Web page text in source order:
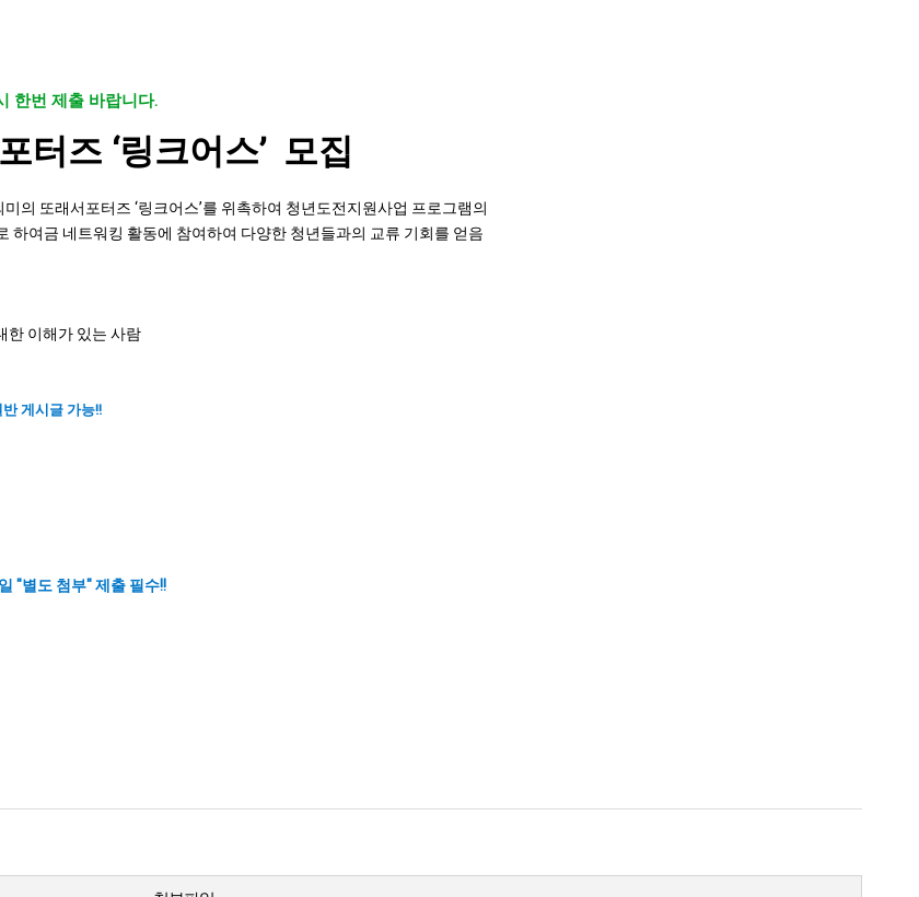
한번 제출 바랍니다.
터즈 ‘링크어스’ 모집
의 또래서포터즈 ‘링크어스’를 위촉하여 청년도전지원사업 프로그램의
여금 네트워킹 활동에 참여하여 다양한 청년들과의 교류 기회를 얻음
한 이해가 있는 사람
반 게시글가능!!
"별도 첨부" 제출 필수!!